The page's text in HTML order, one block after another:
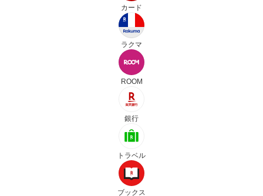
カード
ラクマ
ROOM
銀行
トラベル
ブックス